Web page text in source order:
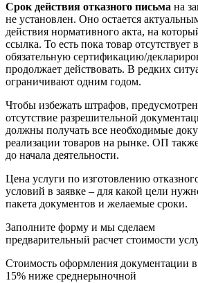
Срок действия отказного письма на
не установлен. Оно остается
действия нормативного акта, на
ссылка. То есть пока товар отсутствует
обязательную сертификацию/
продолжает действовать. В редких
ограничивают одним годом.
Чтобы избежать штрафов,
отсутствие разрешительной
должны получать все необходимые
реализации товаров на рынке. ОП
до начала деятельности.
Цена услуги по изготовлению
условий в заявке – для какой цели
пакета документов и желаемые сроки.
Заполните форму и мы сделаем
предварительный расчет стоимости
Стоимость оформления документации
15% ниже среднерыночной